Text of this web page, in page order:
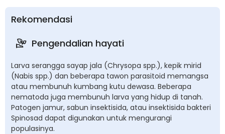
Rekomendasi
Pengendalian hayati
Larva serangga sayap jala (Chrysopa spp.), kepik mirid
(Nabis spp.) dan beberapa tawon parasitoid memangsa
atau membunuh kumbang kutu dewasa. Beberapa
nematoda juga membunuh larva yang hidup di tanah.
Patogen jamur, sabun insektisida, atau insektisida bakteri
Spinosad dapat digunakan untuk mengurangi
populasinya.